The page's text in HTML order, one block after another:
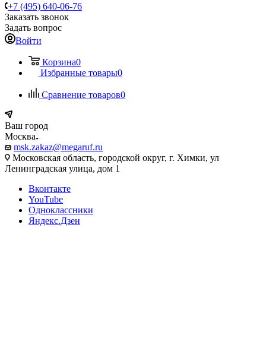
+7 (495) 640-06-76
Заказать звонок
Задать вопрос
Войти
Корзина0
Избранные товары0
Сравнение товаров0
Ваш город
Москва
msk.zakaz@megaruf.ru
Московская область, городской округ, г. Химки, ул
Ленинградская улица, дом 1
Вконтакте
YouTube
Одноклассники
Яндекс.Дзен